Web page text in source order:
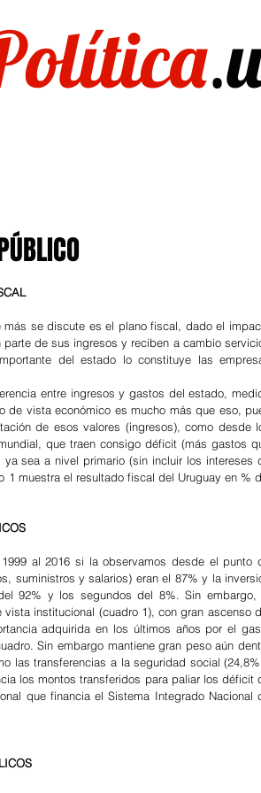
.
se discute es el plano fiscal, dado el
de sus ingresos y reciben a cambio
del estado lo constituye las
de vista económico es mucho más que eso,
de esos valores (ingresos), como desde
que traen consigo déficit (más gastos
sea a nivel primario (sin incluir los intereses
muestra el resultado fiscal del Uruguay en %
al 2016 si la observamos desde el punto
suministros y salarios) eran el 87% y la
92% y los segundos del 8%. Sin embargo,
institucional (cuadro 1), con gran ascenso
adquirida en los últimos años por el
Sin embargo mantiene gran peso aún
las transferencias a la seguridad social
los montos transferidos para paliar los déficit
que financia el Sistema Integrado Nacional